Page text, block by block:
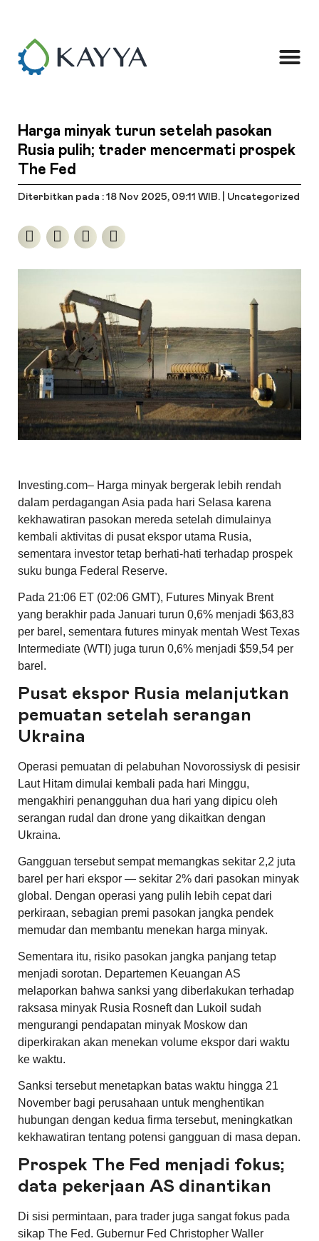
Harga minyak turun setelah pasokan
Rusia pulih; trader mencermati prospek
The Fed
Diterbitkan pada : 18 Nov 2025, 09:11 WIB. | Uncategorized
Investing.com– Harga minyak bergerak lebih rendah
dalam perdagangan Asia pada hari Selasa karena
kekhawatiran pasokan mereda setelah dimulainya
kembali aktivitas di pusat ekspor utama Rusia,
sementara investor tetap berhati-hati terhadap prospek
suku bunga Federal Reserve.
Pada 21:06 ET (02:06 GMT), Futures Minyak Brent
yang berakhir pada Januari turun 0,6% menjadi $63,83
per barel, sementara futures minyak mentah West Texas
Intermediate (WTI) juga turun 0,6% menjadi $59,54 per
barel.
Pusat ekspor Rusia melanjutkan
pemuatan setelah serangan
Ukraina
Operasi pemuatan di pelabuhan Novorossiysk di pesisir
Laut Hitam dimulai kembali pada hari Minggu,
mengakhiri penangguhan dua hari yang dipicu oleh
serangan rudal dan drone yang dikaitkan dengan
Ukraina.
Gangguan tersebut sempat memangkas sekitar 2,2 juta
barel per hari ekspor — sekitar 2% dari pasokan minyak
global. Dengan operasi yang pulih lebih cepat dari
perkiraan, sebagian premi pasokan jangka pendek
memudar dan membantu menekan harga minyak.
Sementara itu, risiko pasokan jangka panjang tetap
menjadi sorotan. Departemen Keuangan AS
melaporkan bahwa sanksi yang diberlakukan terhadap
raksasa minyak Rusia Rosneft dan Lukoil sudah
mengurangi pendapatan minyak Moskow dan
diperkirakan akan menekan volume ekspor dari waktu
ke waktu.
Sanksi tersebut menetapkan batas waktu hingga 21
November bagi perusahaan untuk menghentikan
hubungan dengan kedua firma tersebut, meningkatkan
kekhawatiran tentang potensi gangguan di masa depan.
Prospek The Fed menjadi fokus;
data pekerjaan AS dinantikan
Di sisi permintaan, para trader juga sangat fokus pada
sikap The Fed. Gubernur Fed Christopher Waller